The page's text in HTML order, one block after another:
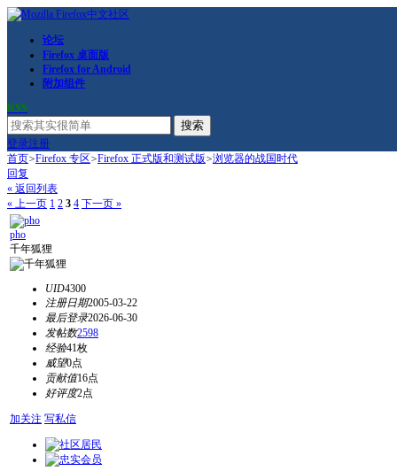
论坛
Firefox 桌面版
Firefox for Android
附加组件
RSS
搜索
登录注册
首页>Firefox 专区>Firefox 正式版和测试版>浏览器的战国时代
回复
« 返回列表
« 上一页 1 2 3 4 下一页 »
pho
千年狐狸
UID4300
注册日期2005-03-22
最后登录2026-06-30
发帖数2598
经验41枚
威望0点
贡献值16点
好评度2点
加关注 写私信